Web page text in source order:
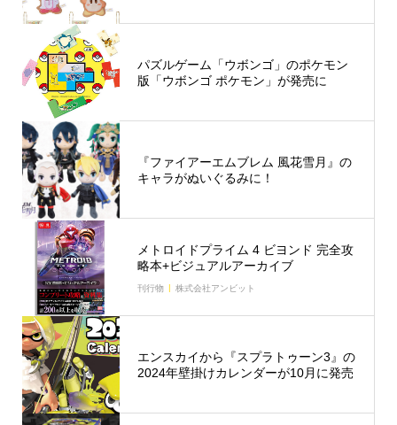
パズルゲーム「ウボンゴ」のポケモン
版「ウボンゴ ポケモン」が発売に
『ファイアーエムブレム 風花雪月』の
キャラがぬいぐるみに！
メトロイドプライム 4 ビヨンド 完全攻
略本+ビジュアルアーカイブ
刊行物 株式会社アンビット
エンスカイから『スプラトゥーン3』の
2024年壁掛けカレンダーが10月に発売